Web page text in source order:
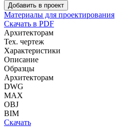
Добавить в проект
Материалы для проектирования
Скачать в PDF
Архитекторам
Тех. чертеж
Характеристики
Описание
Образцы
Архитекторам
DWG
MAX
OBJ
BIM
Скачать